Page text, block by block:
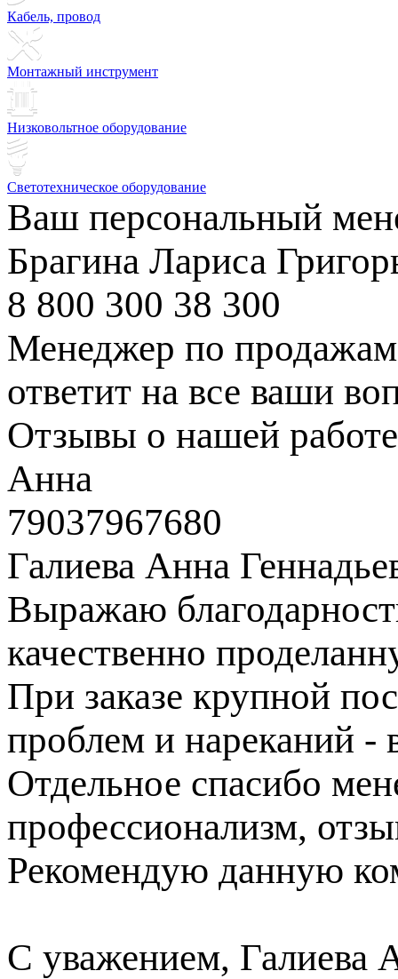
Кабель, провод
Монтажный инструмент
Низковольтное оборудование
Светотехническое оборудование
Ваш персональный
Брагина Лариса
8 800 300 38 300
Менеджер по продажам
ответит на все ваши
Отзывы о нашей работе
Анна
79037967680
Галиева Анна
Выражаю
качественно
При заказе крупной
проблем и нареканий -
Отдельное спасибо
профессионализм,
Рекомендую данную
С уважением, Галиева